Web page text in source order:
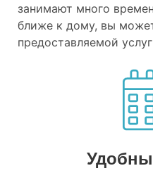
занимают много
ближе к дому, вы
предоставляемой